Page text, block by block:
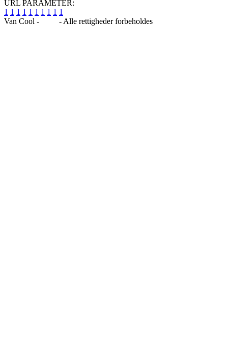
URL PARAMETER:
1 1 1 1 1 1 1 1 1 1
Van Cool -
- Alle rettigheder forbeholdes